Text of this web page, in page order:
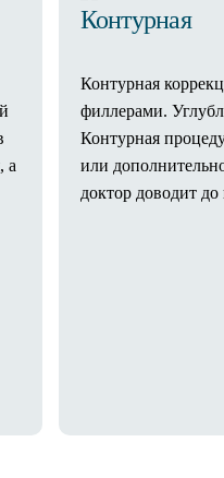
а
Контурная
Контурная
филлерами.
Контурная
или
доктор доводит